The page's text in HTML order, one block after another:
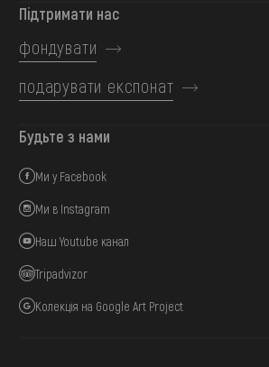
Підтримати нас
фондувати
подарувати експонат
Будьте з нами
Ми у Facebook
Ми в Instagram
Наш Youtube канал
Tripadvizor
Колекція на Google Art Project